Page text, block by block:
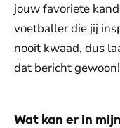
jouw favoriete
voetballer die jij
nooit kwaad, dus
dat bericht
Wat kan er in